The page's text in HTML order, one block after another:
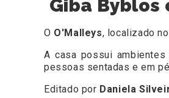
Giba Byblos
O O'Malleys, localizado
A casa possui
pessoas sentadas e em
Editado por Daniela